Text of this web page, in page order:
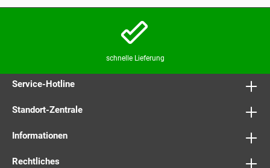
schnelle Lieferung
Service-Hotline
Standort-Zentrale
Informationen
Rechtliches